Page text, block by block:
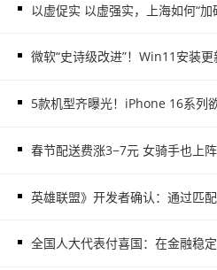
以虚促实 以虚强实，上海如何“加
微软“史诗级改进”！Win11安装
5款机型齐曝光！iPhone 16系列
春节配送费涨3−7元 女骑手也上
英雄联盟》开发者确认：通过匹
全国人大代表付喜国：在金融稳